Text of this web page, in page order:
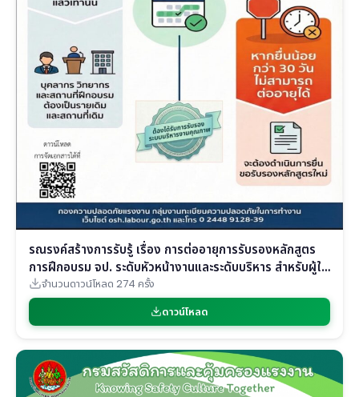
รณรงค์สร้างการรับรู้ เรื่อง การต่ออายุการรับรองหลักสูตร
การฝึกอบรม จป. ระดับหัวหน้างานและระดับบริหาร สำหรับผู้ให้
บริการด้านการฝึกอบรม
จำนวนดาวน์โหลด 274 ครั้ง
ดาวน์โหลด